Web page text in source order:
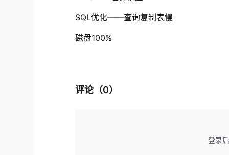
SQL优化——查询复制表慢
磁盘100%
评论（0）
登录